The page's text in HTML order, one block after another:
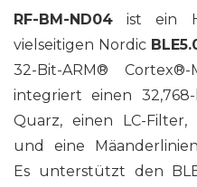
RF-BM-ND04 ist ein
vielseitigen Nordic
32-Bit-ARM® Cortex®-
integriert einen
Quarz, einen LC-Filter,
und eine
Es unterstützt den